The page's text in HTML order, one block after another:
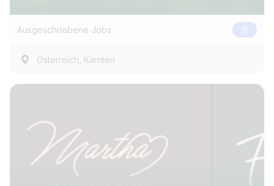
Ausgeschriebene Jobs 0
Österreich, Kärnten